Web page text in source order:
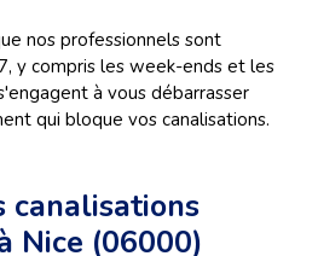
nos professionnels sont
y compris les week-ends et les
à vous débarrasser
qui bloque vos canalisations.
canalisations
Nice (06000)